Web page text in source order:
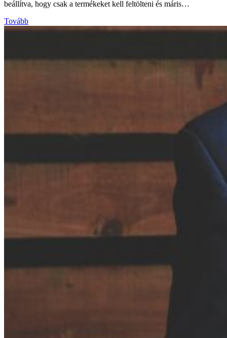
beállítva, hogy csak a termékeket kell feltölteni és máris…
Tovább